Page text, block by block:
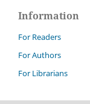
Information
For Readers
For Authors
For Librarians